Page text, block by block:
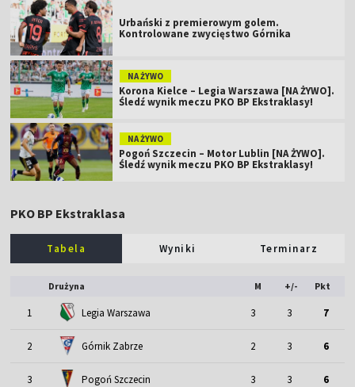
Urbański z premierowym golem.
Kontrolowane zwycięstwo Górnika
NA ŻYWO
Korona Kielce – Legia Warszawa [NA ŻYWO].
Śledź wynik meczu PKO BP Ekstraklasy!
NA ŻYWO
Pogoń Szczecin – Motor Lublin [NA ŻYWO].
Śledź wynik meczu PKO BP Ekstraklasy!
PKO BP Ekstraklasa
Tabela Wyniki Terminarz
Drużyna M +/- Pkt
1 Legia Warszawa 3 3 7
2 Górnik Zabrze 2 3 6
3 Pogoń Szczecin 3 3 6